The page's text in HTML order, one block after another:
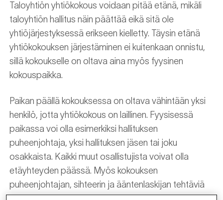
Taloyhtiön yhtiökokous voidaan pitää etänä, mikäli
taloyhtiön hallitus näin päättää eikä sitä ole
yhtiöjärjestyksessä erikseen kielletty. Täysin etänä
yhtiökokouksen järjestäminen ei kuitenkaan onnistu,
sillä kokoukselle on oltava aina myös fyysinen
kokouspaikka.
Paikan päällä kokouksessa on oltava vähintään yksi
henkilö, jotta yhtiökokous on laillinen. Fyysisessä
paikassa voi olla esimerkiksi hallituksen
puheenjohtaja, yksi hallituksen jäsen tai joku
osakkaista. Kaikki muut osallistujista voivat olla
etäyhteyden päässä. Myös kokouksen
puheenjohtajan, sihteerin ja ääntenlaskijan tehtäviä